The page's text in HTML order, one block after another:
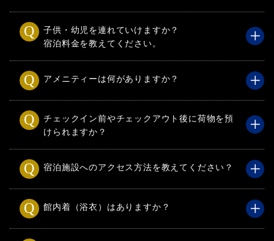
子供・幼児を連れていけますか？
宿泊料金を教えてください。
アメニティーは何がありますか？
チェックイン前やチェックアウト後に荷物を預
けられますか？
宿泊施設へのアクセス方法を教えてください？
館内着（浴衣）はありますか？